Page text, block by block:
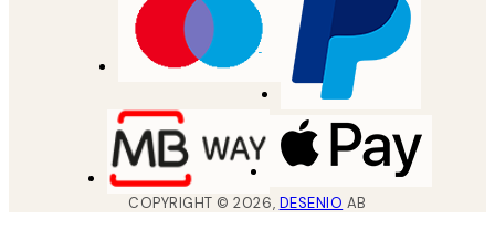
COPYRIGHT ©2026, DESENIO AB